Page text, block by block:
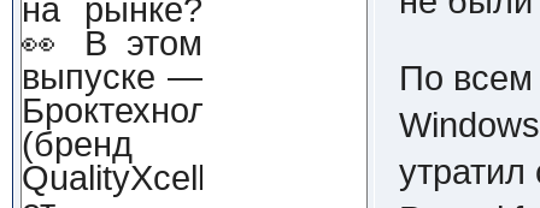
на рынке?
👀 В этом
выпуске —
Броктехнолоджи
(бренд
QualityXcellence):
По всем
утратил